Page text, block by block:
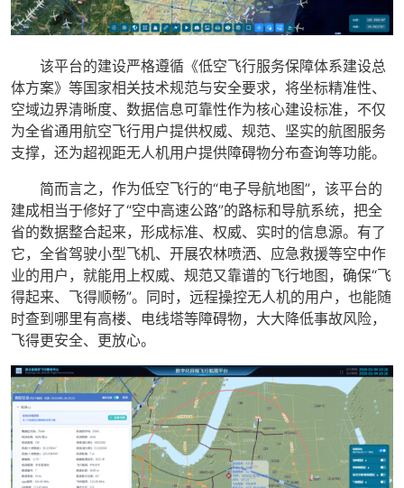
该平台的建设严格遵循《低空飞行服务保障体系建设总
体方案》等国家相关技术规范与安全要求，将坐标精准性、
空域边界清晰度、数据信息可靠性作为核心建设标准，不仅
为全省通用航空飞行用户提供权威、规范、坚实的航图服务
支撑，还为超视距无人机用户提供障碍物分布查询等功能。
简而言之，作为低空飞行的“电子导航地图”，该平台的
建成相当于修好了“空中高速公路”的路标和导航系统，把全
省的数据整合起来，形成标准、权威、实时的信息源。有了
它，全省驾驶小型飞机、开展农林喷洒、应急救援等空中作
业的用户，就能用上权威、规范又靠谱的飞行地图，确保“飞
得起来、飞得顺畅”。同时，远程操控无人机的用户，也能随
时查到哪里有高楼、电线塔等障碍物，大大降低事故风险，
飞得更安全、更放心。